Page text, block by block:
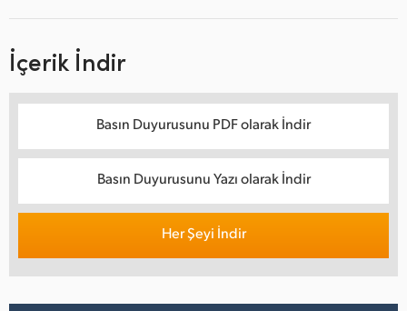
İçerik İndir
Basın Duyurusunu PDF olarak İndir
Basın Duyurusunu Yazı olarak İndir
Her Şeyi İndir